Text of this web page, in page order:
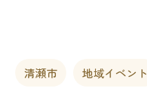
清瀬市 地域イベント